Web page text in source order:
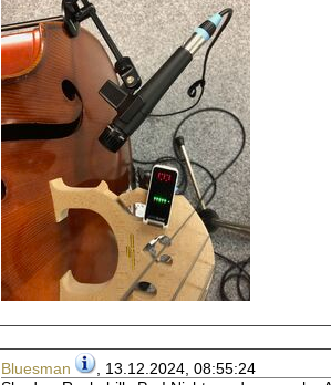
Bluesman
, 13.12.2024, 08:55:24